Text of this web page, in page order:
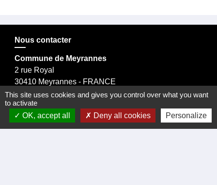
Nous contacter
Commune de Meyrannes
2 rue Royal
30410 Meyrannes - FRANCE
Formulaire de contact
tél. 04 66 24 05 02
Facebook
This site uses cookies and gives you control over what you want
to activate
OK, accept all
Deny all cookies Personalize